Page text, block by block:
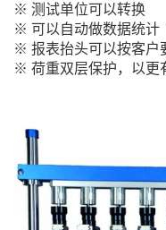
※ 测试单位可以转换
※ 可以自动做数据统计
※ 报表抬头可以按客户
※ 荷重双层保护，以更